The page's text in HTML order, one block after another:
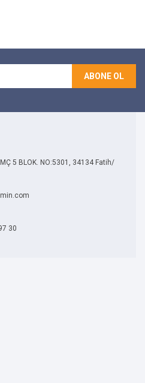
ABONE OL
5 BLOK. NO:5301, 34134 Fatih/
30